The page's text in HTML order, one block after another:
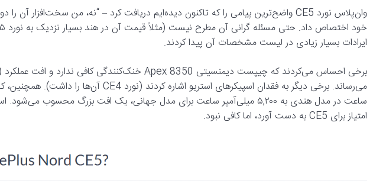
ایرادات بسیار زیادی در لیست مشخصات آن پیدا کردند.
امتیاز برای CE5 به دست آورد، اما کافی نبود.